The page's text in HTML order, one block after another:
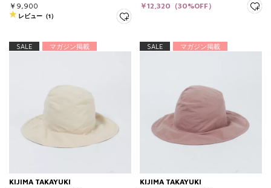
￥9,900
レビュー（1）
￥12,320（30%OFF）
SALE マガジン掲載
KIJIMA TAKAYUKI
SALE マガジン掲載
KIJIMA TAKAYUKI